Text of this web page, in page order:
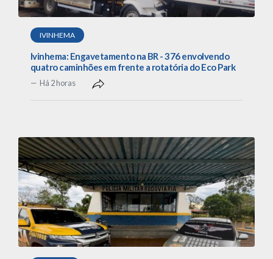
IVINHEMA
Ivinhema: Engavetamento na BR - 376 envolvendo
quatro caminhões em frente a rotatória do Eco Park
Há 2 horas